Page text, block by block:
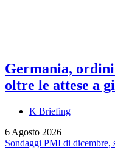
Germania,
oltre le attese a
K Briefing
6 Agosto 2026
Sondaggi PMI di dicembre,